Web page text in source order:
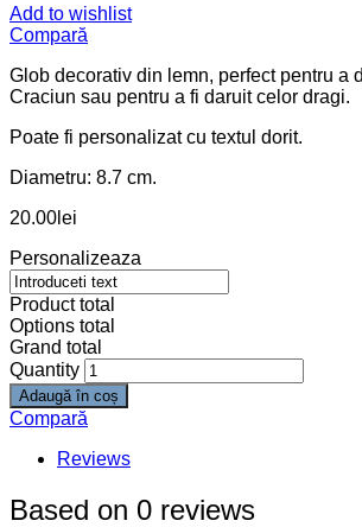
Add to wishlist
Compară
Glob decorativ din lemn, perfect pentru a
Craciun sau pentru a fi daruit celor dragi.
Poate fi personalizat cu textul dorit.
Diametru: 8.7 cm.
20.00 lei
Personalizeaza
Product total
Options total
Grand total
Quantity
Adaugă în coș
Compară
Reviews
Based on 0 reviews